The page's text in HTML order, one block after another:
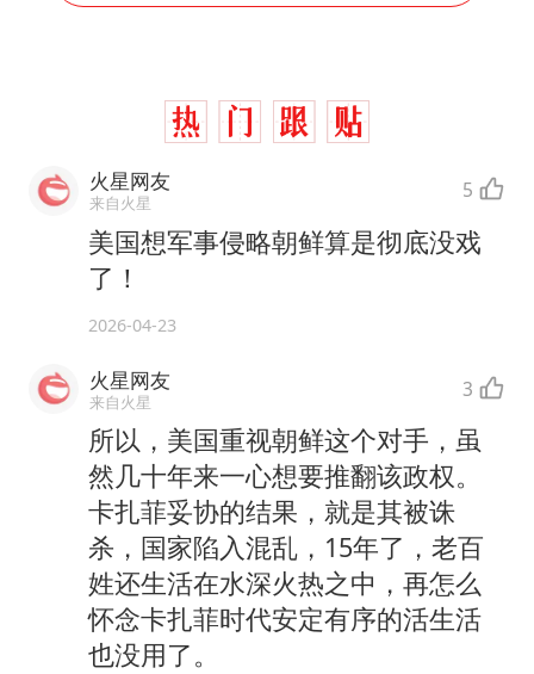
火星网友
来自火星 5
美国想军事侵略朝鲜算是彻底没戏
了！
2026-04-23
火星网友
来自火星 3
所以，美国重视朝鲜这个对手，虽
然几十年来一心想要推翻该政权。
卡扎菲妥协的结果，就是其被诛
杀，国家陷入混乱，15年了，老百
姓还生活在水深火热之中，再怎么
怀念卡扎菲时代安定有序的活生活
也没用了。